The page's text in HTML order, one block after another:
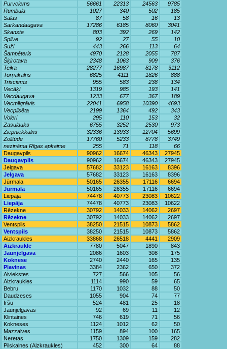
Purvciems
56661 22313 24563
9785
Rumbula
1027 340 502
185
Salas
87 58 16
13
Sarkandaugava
17286 6185 8060
3041
Skanste
803 392 269
142
Spilve
92 27 55
10
Suži
443 266 113
64
Šampēteris
4970 2128 2055
787
Šķirotava
2348 1063 909
376
Teika
28277 16987 8178
3112
Torņakalns
6825 4111 1826
888
Trīsciems
955 583 238
134
Vecāķi
1319 985 193
141
Vecdaugava
1233 677 367
189
Vecmīlgrāvis
22041 6958 10390
4693
Vecpilsēta
2199 1364 492
343
Voleri
295 110 153
32
Zasulauks
6755 3252 2530
973
Ziepniekkalns
32336 13933 12704
5699
Zolitūde
17760 5233 8778
3749
nezināma Rīgas apkaime
255 71 118
66
Daugavpils
90962 16674 46343
27945
Daugavpils
90962 16674 46343
27945
Jelgava
57682 33123 16163
8396
Jelgava
57682 33123 16163
8396
Jūrmala
50165 26355 17116
6694
Jūrmala
50165 26355 17116
6694
Liepāja
74478 40773 23083
10622
Liepāja
74478 40773 23083
10622
Rēzekne
30792 14033 14062
2697
Rēzekne
30792 14033 14062
2697
Ventspils
38250 21515 10873
5862
Ventspils
38250 21515 10873
5862
Aizkraukles
33868 26518 4441
2909
Aizkraukle
7780 5047 1890
843
Jaunjelgava
2086 1603 308
175
Koknese
2740 2440 165
135
Pļaviņas
3384 2362 650
372
Aiviekstes
727 566 105
56
Aizkraukles
1114 990 59
65
Bebru
1170 1032 88
50
Daudzeses
1055 904 74
77
Iršu
524 481 25
18
Jaunjelgavas
92 69 11
12
Klintaines
746 619 71
56
Kokneses
1124 1012 62
50
Mazzalves
1159 894 100
165
Neretas
1750 1309 159
282
Pilskalnes (Aizkraukles)
452 300 64
88